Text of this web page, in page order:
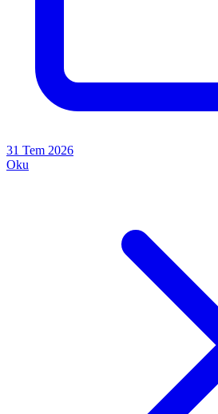
31 Tem 2026
Oku